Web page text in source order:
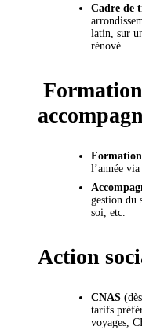
Cadre de
latin, sur
rénové.
l’année
gestion du
soi, etc.
Action
CNAS
tarifs
voyages,